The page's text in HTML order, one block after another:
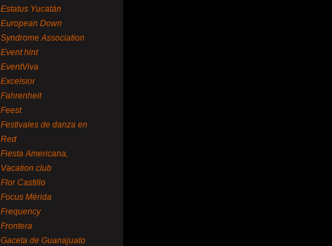
Estatus Yucatán
European Down
Syndrome Association
Event hint
EventViva
Excelsior
Fahrenheit
Feest
Festivales de danza en
Red
Fiesta Americana,
Vacation club
Flor Castillo
Focus Mérida
Frequency
Frontera
Gaceta de Guanajuato